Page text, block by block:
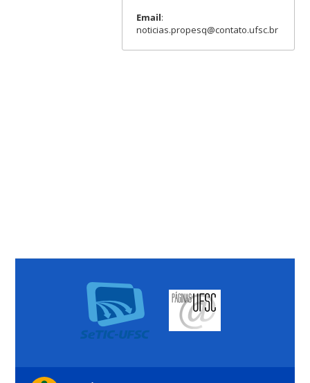
Email:
noticias.propesq@contato.ufsc.br